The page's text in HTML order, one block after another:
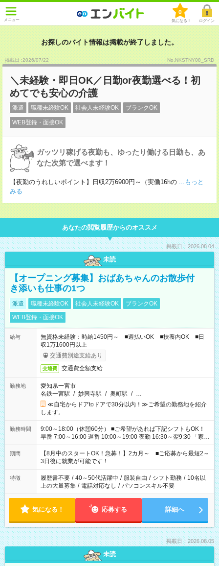
メニュー
0
気になる！ ログイン
お探しのバイト情報は掲載が終了しました。
掲載日 :2026/07/22 No.NKSTNY08_SRD
＼未経験・即日OK／日勤or夜勤選べる！初
めてでも安心の介護
派遣 職種未経験OK 社会人未経験OK ブランクOK
WEB登録・面接OK
ガッツリ稼げる夜勤も、ゆったり働ける日勤も、あ
なた次第で選べます！
【夜勤のうれしいポイント】日収2万6900円～（実働16hの ...もっと
みる
あなたの閲覧履歴からのオススメ
掲載日：2026.08.04
未読
【オープニング募集】おばあちゃんのお散歩付
き添いも仕事の1つ
派遣 職種未経験OK 社会人未経験OK
ブランクOK
WEB登録・面接OK
給与
無資格未経験：時給1450円～ ■週払いOK ■扶養内OK ■日
収1万1600円以上
交通費別途支給あり
交通費 交通費全額支給
勤務地
愛知県一宮市
名鉄一宮駅 / 妙興寺駅 / 奥町駅 / …
≪自宅からドアtoドアで30分以内！≫ご希望の勤務地を紹介
します。
勤務時間
9:00～18:00（休憩60分） ■ご希望があれば下記シフトもOK！
早番 7:00～16:00 遅番 10:00～19:00 夜勤 16:30～翌9:30 「家族
と休みを合わせたい」 「余裕を持って夕飯の準備がしたい」
「できれば残業はしたくない」 など、ご希望を教えてください
ね。 ※Wワーク希望の方へ 今ご覧のお仕事で希望する勤務時間
と、もう1つのお仕事の勤務時間。 合計で週40時間を超える場
合は応募できません。
期間
【8月中のスタートOK！急募！】2カ月～ ■ご応募から最短2～
3日後に就業が可能です！
特徴 履歴書不要 / 40～50代活躍中 / 服装自由 / シフト勤務 / 10名以
上の大量募集 / 電話対応なし / パソコンスキル不要
気になる！ 応募する 詳細へ
掲載日：2026.08.05
未読